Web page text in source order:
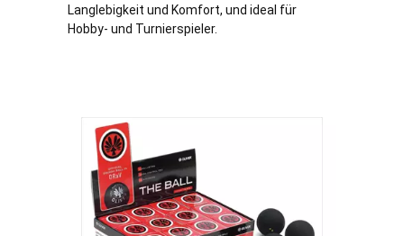
Langlebigkeit und Komfort, und ideal für
Hobby- und Turnierspieler.